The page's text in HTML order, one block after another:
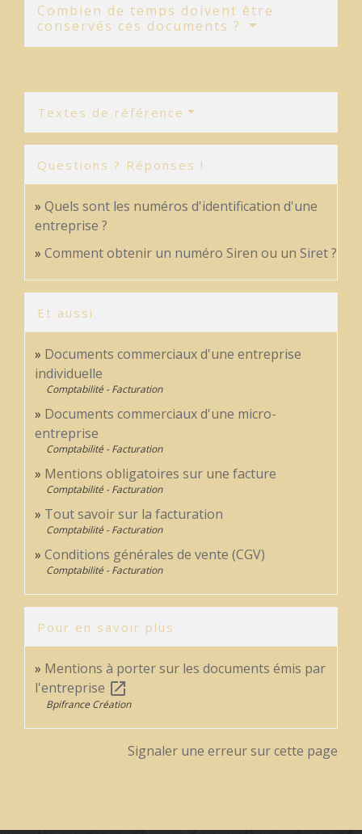
Combien de temps doivent être
conservés ces documents ?
Textes de référence
Questions ? Réponses !
Quels sont les numéros d'identification d'une
entreprise ?
Comment obtenir un numéro Siren ou un Siret ?
Et aussi
Documents commerciaux d'une entreprise
individuelle
Comptabilité - Facturation
Documents commerciaux d'une micro-
entreprise
Comptabilité - Facturation
Mentions obligatoires sur une facture
Comptabilité - Facturation
Tout savoir sur la facturation
Comptabilité - Facturation
Conditions générales de vente (CGV)
Comptabilité - Facturation
Pour en savoir plus
Mentions à porter sur les documents émis par
l'entreprise open_in_new
Bpifrance Création
Signaler une erreur sur cette page